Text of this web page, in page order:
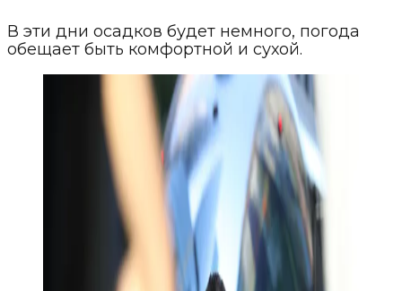
В эти дни осадков будет немного, погода
обещает быть комфортной и сухой.